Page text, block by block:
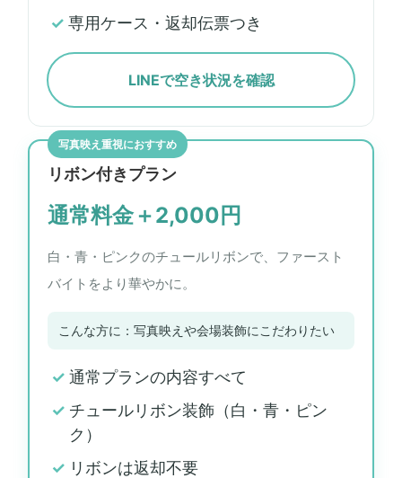
専用ケース・返却伝票つき
LINEで空き状況を確認
写真映え重視におすすめ
リボン付きプラン
通常料金＋2,000円
白・青・ピンクのチュールリボンで、ファースト
バイトをより華やかに。
こんな方に：写真映えや会場装飾にこだわりたい
通常プランの内容すべて
チュールリボン装飾（白・青・ピン
ク）
リボンは返却不要